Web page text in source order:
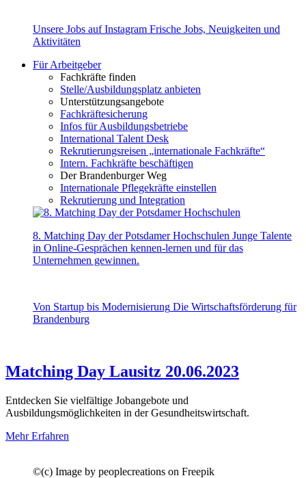
Unsere Jobs auf Instagram Frische Jobs, Neuigkeiten und
Aktivitäten
Für Arbeitgeber
Fachkräfte finden
Stelle/Ausbildungsplatz anbieten
Unterstützungsangebote
Fachkräftesicherung
Infos für Ausbildungsbetriebe
International Talent Desk
Rekrutierungsreisen „internationale Fachkräfte“
Intern. Fachkräfte beschäftigen
Der Brandenburger Weg
Internationale Pflegekräfte einstellen
Rekrutierung und Integration
8. Matching Day der Potsdamer Hochschulen Junge Talente
in Online-Gesprächen kennen-lernen und für das
Unternehmen gewinnen.
Von Startup bis Modernisierung Die Wirtschaftsförderung für
Brandenburg
Matching Day Lausitz 20.06.2023
Entdecken Sie vielfältige Jobangebote und
Ausbildungsmöglichkeiten in der Gesundheitswirtschaft.
Mehr Erfahren
©(c) Image by peoplecreations on Freepik